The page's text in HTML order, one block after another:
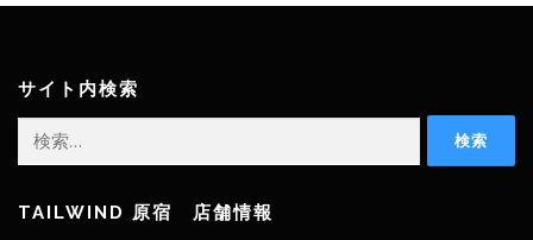
サイト内検索
索:
TAILWIND 原宿 店舗情報